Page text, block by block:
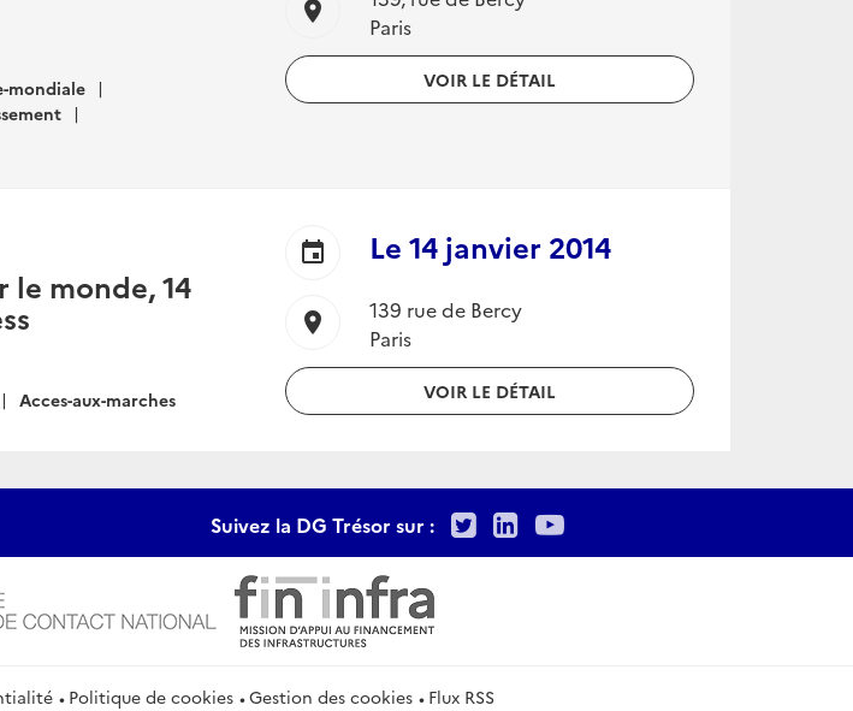
mondiale
location_on
Paris
VOIR LE DÉTAIL
le monde, 14
Acces-aux-marches
event Le 14 janvier 2014
location_on
139 rue de Bercy
Paris
VOIR LE DÉTAIL
Suivez la DG Trésor sur : TwitterLinkedIn
Youtube
Politique de cookies Gestion des cookies Flux RSS